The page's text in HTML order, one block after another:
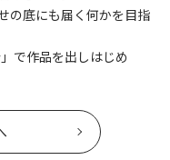
の底にも届く何かを目指
で作品を出しはじめ